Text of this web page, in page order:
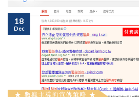
18
Dec